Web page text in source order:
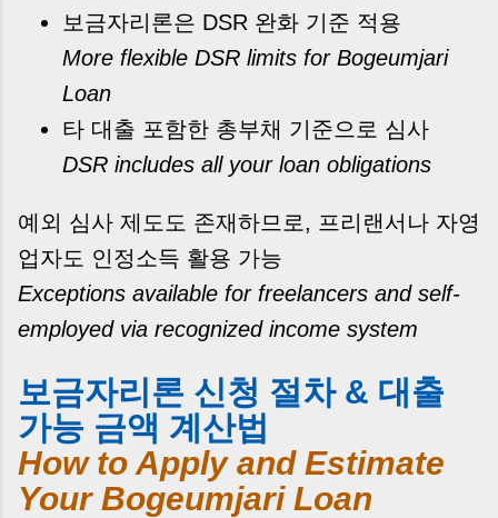
보금자리론은 DSR 완화 기준 적용
More flexible DSR limits for Bogeumjari
Loan
타 대출 포함한 총부채 기준으로 심사
DSR includes all your loan obligations
예외 심사 제도도 존재하므로, 프리랜서나 자영
업자도 인정소득 활용 가능
Exceptions available for freelancers and self-
employed via recognized income system
보금자리론 신청 절차 & 대출
가능 금액 계산법
How to Apply and Estimate
Your Bogeumjari Loan